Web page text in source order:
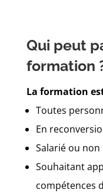
Qui peut
formation
La formation
Toutes
En
Salarié ou non
Souhaitant
compétences